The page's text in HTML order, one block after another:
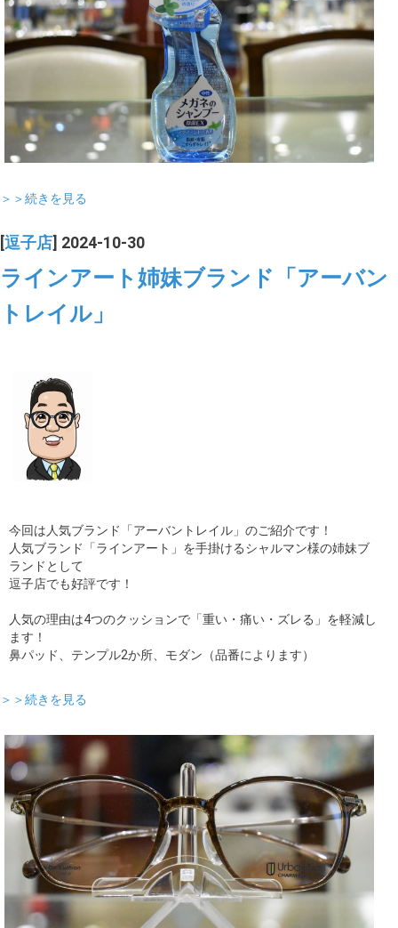
＞＞続きを見る
[逗子店] 2024-10-30
ラインアート姉妹ブランド「アーバン
トレイル」
今回は人気ブランド「アーバントレイル」のご紹介です！
人気ブランド「ラインアート」を手掛けるシャルマン様の姉妹ブ
ランドとして
逗子店でも好評です！
人気の理由は4つのクッションで「重い・痛い・ズレる」を軽減し
ます！
鼻パッド、テンプル2か所、モダン（品番によります）
＞＞続きを見る